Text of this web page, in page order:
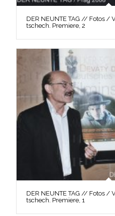
DER NEUNTE TAG // Fotos /
tschech. Premiere, 2
DER NEUNTE TAG // Fotos /
tschech. Premiere, 1